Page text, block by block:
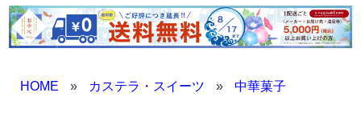
HOME » カステラ・スイーツ » 中華菓子